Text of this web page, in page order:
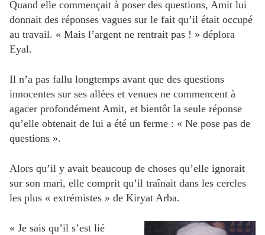
Quand elle commençait à poser des questions, Amit lui
donnait des réponses vagues sur le fait qu’il était occupé
au travail. « Mais l’argent ne rentrait pas ! » déplora
Eyal.
Il n’a pas fallu longtemps avant que des questions
innocentes sur ses allées et venues ne commencent à
agacer profondément Amit, et bientôt la seule réponse
qu’elle obtenait de lui a été un ferme : « Ne pose pas de
questions ».
Alors qu’il y avait beaucoup de choses qu’elle ignorait
sur son mari, elle comprit qu’il traînait dans les cercles
les plus « extrémistes » de Kiryat Arba.
« Je sais qu’il s’est lié